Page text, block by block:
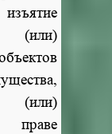
(или)
(или)